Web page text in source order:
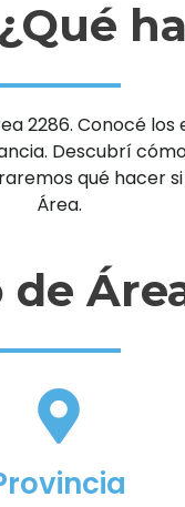
2286. Conocé
Descubrí
qué hacer
Área.